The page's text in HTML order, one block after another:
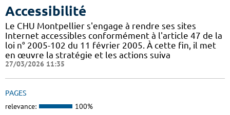
Accessibilité
Le CHU Montpellier s'engage à rendre ses sites
Internet accessibles conformément à l'article 47 de la
loi n° 2005-102 du 11 février 2005. À cette fin, il met
en œuvre la stratégie et les actions suiva
27/03/2026 11:35
PAGES
relevance: 100%